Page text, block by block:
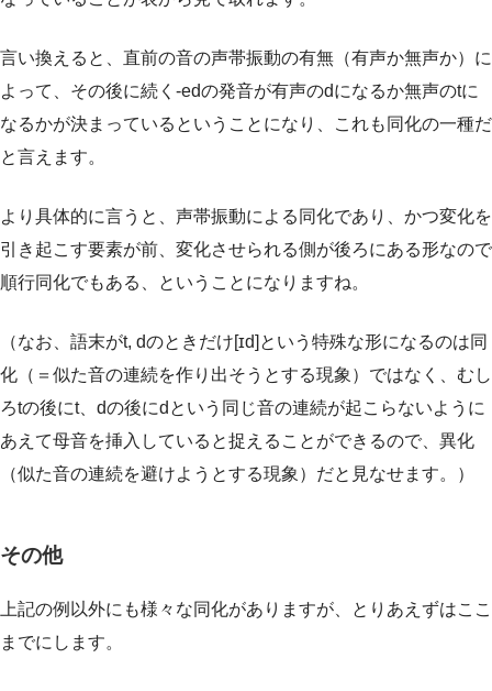
言い換えると、直前の音の声帯振動の有無（有声か無声か）に
よって、その後に続く-edの発音が有声のdになるか無声のtに
なるかが決まっているということになり、これも同化の一種だ
と言えます。
より具体的に言うと、声帯振動による同化であり、かつ変化を
引き起こす要素が前、変化させられる側が後ろにある形なので
順行同化でもある、ということになりますね。
（なお、語末がt, dのときだけ[ɪd]という特殊な形になるのは同
化（＝似た音の連続を作り出そうとする現象）ではなく、むし
ろtの後にt、dの後にdという同じ音の連続が起こらないように
あえて母音を挿入していると捉えることができるので、異化
（似た音の連続を避けようとする現象）だと見なせます。）
その他
上記の例以外にも様々な同化がありますが、とりあえずはここ
までにします。